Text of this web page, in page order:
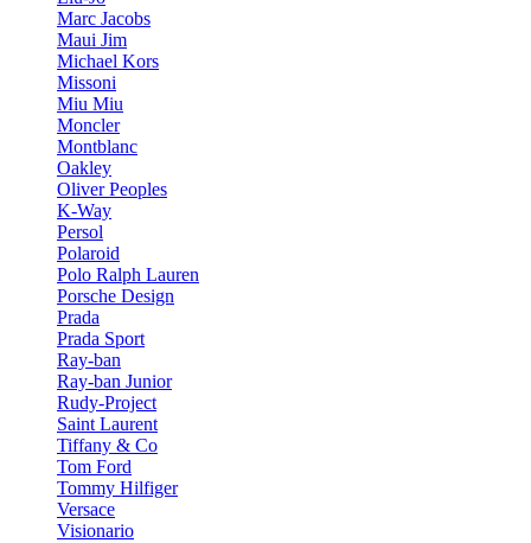
Marc Jacobs
Maui Jim
Michael Kors
Missoni
Miu Miu
Moncler
Montblanc
Oakley
Oliver Peoples
K-Way
Persol
Polaroid
Polo Ralph Lauren
Porsche Design
Prada
Prada Sport
Ray-ban
Ray-ban Junior
Rudy-Project
Saint Laurent
Tiffany & Co
Tom Ford
Tommy Hilfiger
Versace
Visionario